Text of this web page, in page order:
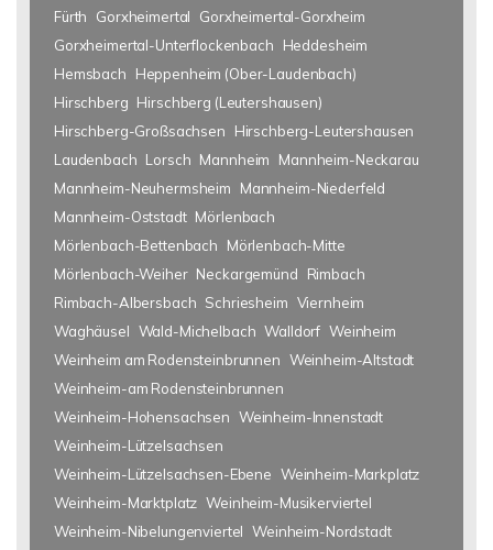
Fürth
Gorxheimertal
Gorxheimertal-Gorxheim
Gorxheimertal-Unterflockenbach
Heddesheim
Hemsbach
Heppenheim (Ober-Laudenbach)
Hirschberg Hirschberg (Leutershausen)
Hirschberg-Großsachsen
Hirschberg-Leutershausen
Laudenbach Lorsch Mannheim
Mannheim-Neckarau
Mannheim-Neuhermsheim
Mannheim-Niederfeld
Mannheim-Oststadt Mörlenbach
Mörlenbach-Bettenbach
Mörlenbach-Mitte
Mörlenbach-Weiher Neckargemünd
Rimbach
Rimbach-Albersbach Schriesheim Viernheim
Waghäusel Wald-Michelbach Walldorf Weinheim
Weinheim am Rodensteinbrunnen Weinheim-Altstadt
Weinheim-am Rodensteinbrunnen
Weinheim-Hohensachsen Weinheim-Innenstadt
Weinheim-Lützelsachsen
Weinheim-Lützelsachsen-Ebene Weinheim-Markplatz
Weinheim-Marktplatz Weinheim-Musikerviertel
Weinheim-Nibelungenviertel Weinheim-Nordstadt